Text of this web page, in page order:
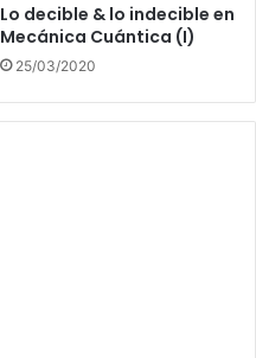
Lo decible & lo indecible en
Mecánica Cuántica (I)
25/03/2020